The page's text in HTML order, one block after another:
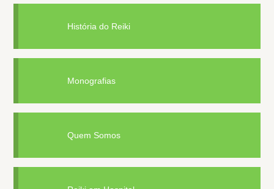
História do Reiki
Monografias
Quem Somos